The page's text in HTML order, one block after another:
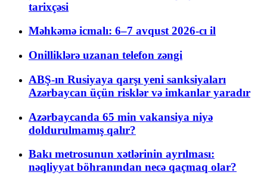
tarixçəsi
Məhkəmə icmalı: 6–7 avqust 2026-cı il
Onilliklərə uzanan telefon zəngi
ABŞ-ın Rusiyaya qarşı yeni sanksiyaları
Azərbaycan üçün risklər və imkanlar yaradır
Azərbaycanda 65 min vakansiya niyə
doldurulmamış qalır?
Bakı metrosunun xətlərinin ayrılması:
nəqliyyat böhranından necə qaçmaq olar?